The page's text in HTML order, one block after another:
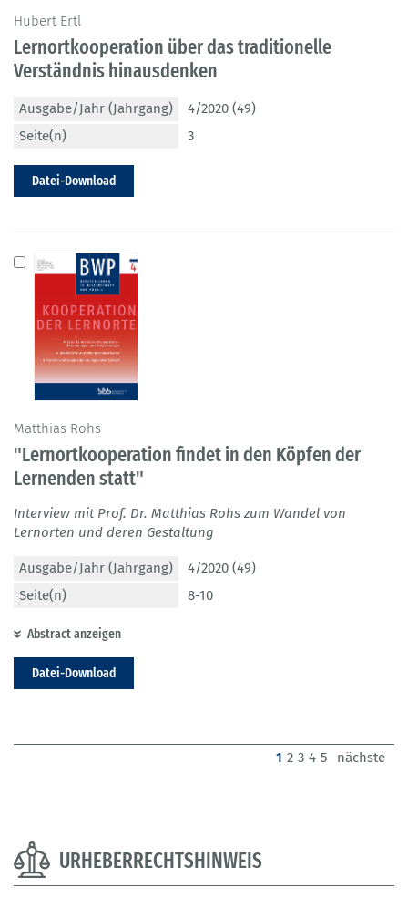
Hubert Ertl
Lernortkooperation über das traditionelle
Verständnis hinausdenken
Ausgabe/Jahr (Jahrgang)
4/2020 (49)
Seite(n)
3
Datei-Download
Matthias Rohs
"Lernortkooperation findet in den Köpfen der
Lernenden statt"
Interview mit Prof. Dr. Matthias Rohs zum Wandel von
Lernorten und deren Gestaltung
Ausgabe/Jahr (Jahrgang)
4/2020 (49)
Seite(n)
8-10
Abstract anzeigen
Datei-Download
1 (current)
2 3 4 5 nächste
URHEBERRECHTSHINWEIS